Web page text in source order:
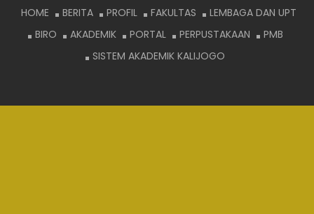
HOME BERITA PROFIL FAKULTAS
LEMBAGA DAN UPT
BIRO
AKADEMIK PORTAL PERPUSTAKAAN
PMB
SISTEM AKADEMIK KALIJOGO